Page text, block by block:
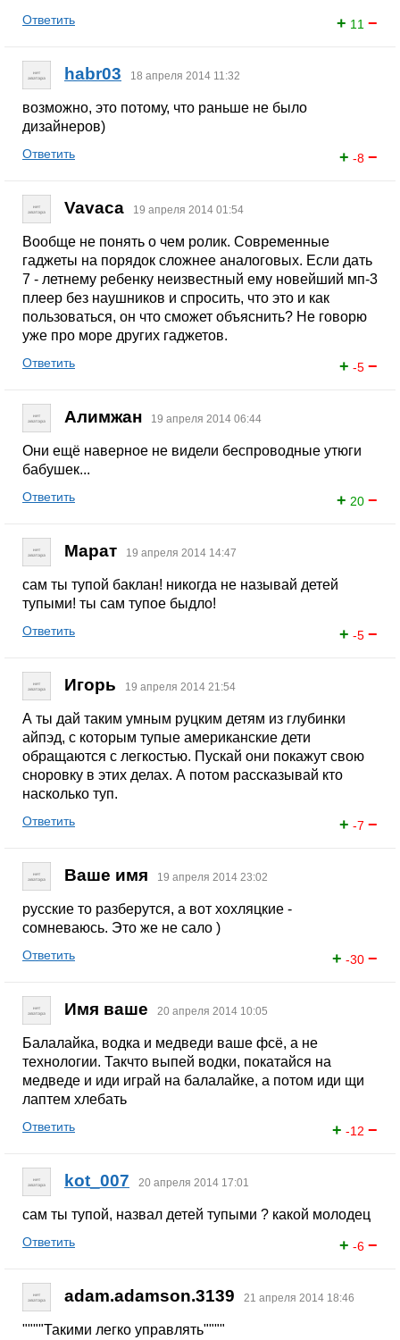
+ 11 −
Ответить
habr03 18 апреля 2014 11:32
возможно, это потому, что раньше не было
дизайнеров)
+ -8 −
Ответить
Vavaca 19 апреля 2014 01:54
Вообще не понять о чем ролик. Современные
гаджеты на порядок сложнее аналоговых. Если дать
7 - летнему ребенку неизвестный ему новейший мп-3
плеер без наушников и спросить, что это и как
пользоваться, он что сможет объяснить? Не говорю
уже про море других гаджетов.
+ -5 −
Ответить
Алимжан 19 апреля 2014 06:44
Они ещё наверное не видели беспроводные утюги
бабушек...
+ 20 −
Ответить
Марат 19 апреля 2014 14:47
сам ты тупой баклан! никогда не называй детей
тупыми! ты сам тупое быдло!
+ -5 −
Ответить
Игорь 19 апреля 2014 21:54
А ты дай таким умным руцким детям из глубинки
айпэд, с которым тупые американские дети
обращаются с легкостью. Пускай они покажут свою
сноровку в этих делах. А потом рассказывай кто
насколько туп.
+ -7 −
Ответить
Ваше имя 19 апреля 2014 23:02
русские то разберутся, а вот хохляцкие -
сомневаюсь. Это же не сало )
+ -30 −
Ответить
Имя ваше 20 апреля 2014 10:05
Балалайка, водка и медведи ваше фсё, а не
технологии. Такчто выпей водки, покатайся на
медведе и иди играй на балалайке, а потом иди щи
лаптем хлебать
+ -12 −
Ответить
kot_007 20 апреля 2014 17:01
сам ты тупой, назвал детей тупыми ? какой молодец
+ -6 −
Ответить
adam.adamson.3139 21 апреля 2014 18:46
""""Такими легко управлять""""